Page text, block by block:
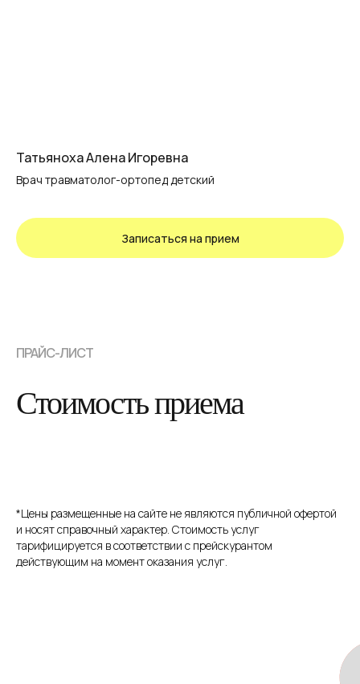
Татьяноха Алена Игоревна
Врач травматолог-ортопед детский
Записаться на прием
ПРАЙС-ЛИСТ
Стоимость приема
*Цены размещенные на сайте не являются публичной офертой
и носят справочный характер. Стоимость услуг
тарифицируется в соответствии с прейскурантом
действующим на момент оказания услуг.